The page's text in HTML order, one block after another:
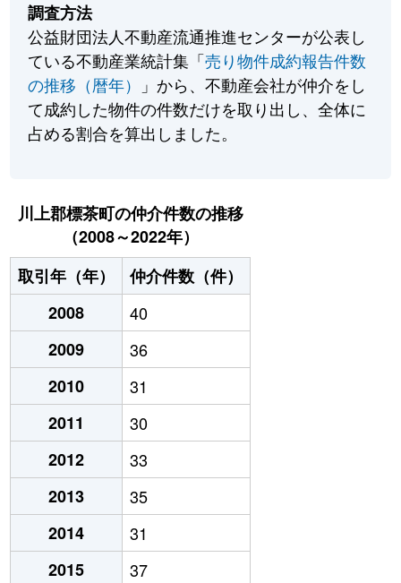
調査方法
公益財団法人不動産流通推進センターが公表し
ている不動産業統計集「売り物件成約報告件数
の推移（暦年）
」から、不動産会社が仲介をし
て成約した物件の件数だけを取り出し、全体に
占める割合を算出しました。
川上郡標茶町の仲介件数の推移
（2008～2022年）
取引年（年）
仲介件数（件）
2008
40
2009
36
2010
31
2011
30
2012
33
2013
35
2014
31
2015
37